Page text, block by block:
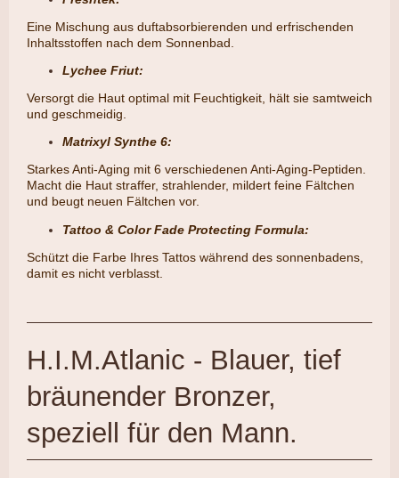
Eine Mischung aus duftabsorbierenden und erfrischenden
Inhaltsstoffen nach dem Sonnenbad.
Lychee Friut:
​Versorgt die Haut optimal mit Feuchtigkeit, hält sie samtweich
und geschmeidig.
Matrixyl Synthe 6:
Starkes Anti-Aging mit 6 verschiedenen Anti-Aging-Peptiden.
Macht die Haut straffer, strahlender, mildert feine Fältchen
und beugt neuen Fältchen vor.
Tattoo & Color Fade Protecting Formula:
​Schützt die Farbe Ihres Tattos während des sonnenbadens,
damit es nicht verblasst.
H.I.M.Atlanic - Blauer, tief
bräunender Bronzer,
speziell für den Mann.